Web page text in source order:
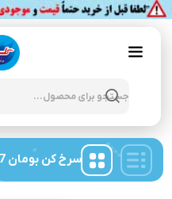
سرخ کن بومان 7 لیتر